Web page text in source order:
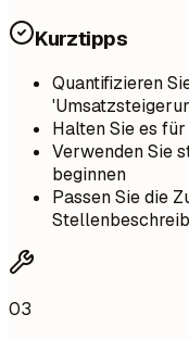
Kurztipps
Quantifizieren
Halten Sie es
Verwenden Sie
beginnen
Passen Sie die
03